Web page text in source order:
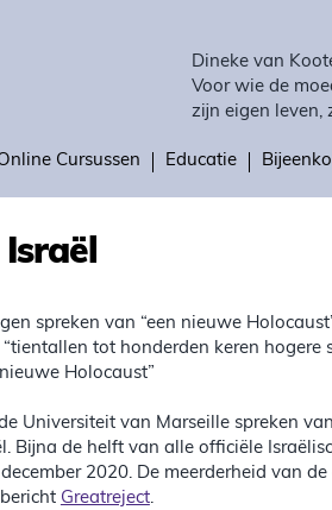
Dineke van
Voor wie de
zijn eigen leven,
Cursussen Educatie
spreken van “een nieuwe
tot honderden keren hogere
Holocaust”
Universiteit van Marseille spreken van
Bijna de helft van alle officiële
2020. De meerderheid van
Greatreject.